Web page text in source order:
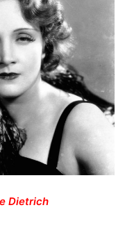
Dietrich